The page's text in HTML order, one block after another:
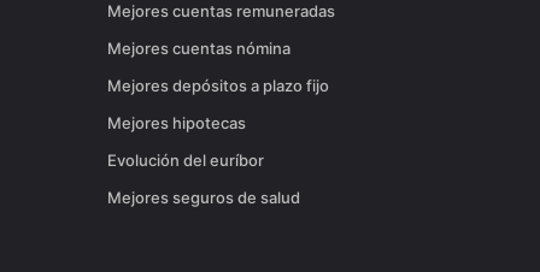
Mejores cuentas remuneradas
Mejores cuentas nómina
Mejores depósitos a plazo fijo
Mejores hipotecas
Evolución del euríbor
Mejores seguros de salud